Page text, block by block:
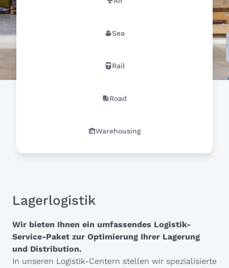
Sea
Rail
Road
Warehousing
Lagerlogistik
Wir bieten Ihnen ein umfassendes Logistik-
Service-Paket zur Optimierung Ihrer Lagerung
und Distribution.
In unseren Logistik-Centern stellen wir spezialisierte